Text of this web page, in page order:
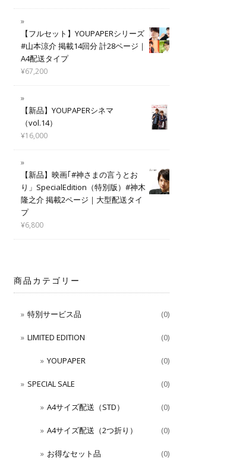
【フルセット】YOUPAPERシリーズ
#山本涼介 掲載14回分 計28ページ｜
A4配送タイプ
¥67,200
【新品】YOUPAPERシネマ
（vol.14）
¥16,000
【新品】映画｢#神さまの言うとお
り」SpecialEdition（特別版）#神木
隆之介 掲載2ページ｜大型配送タイ
プ
¥6,800
商品カテゴリー
特別サービス品 (0)
LIMITED EDITION (0)
YOUPAPER (0)
SPECIAL SALE (0)
A4サイズ配送（STD） (0)
A4サイズ配送（2つ折り） (0)
お得なセット品 (0)